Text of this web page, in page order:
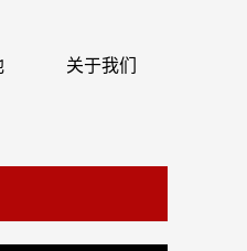
关于我们